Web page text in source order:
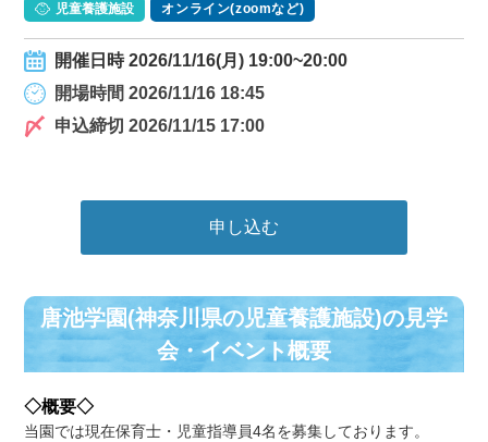
児童養護施設 オンライン(zoomなど)
開催日時 2026/11/16(月) 19:00~20:00
開場時間 2026/11/16 18:45
申込締切 2026/11/15 17:00
申し込む
唐池学園(神奈川県の児童養護施設)の⾒学
会・イベント概要
◇概要◇
当園では現在保育士・児童指導員4名を募集しております。